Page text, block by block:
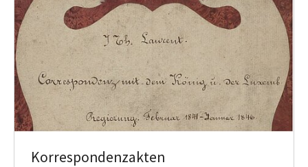
Korrespondenzakten